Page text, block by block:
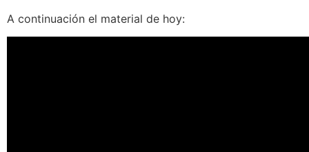
A continuación el material de hoy: